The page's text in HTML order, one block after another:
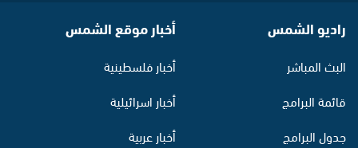
راديو الشمس
البث المباشر
قائمة البرامج
جدول البرامج
أخبار موقع الشمس
أخبار فلسطينية
أخبار اسرائيلية
أخبار عربية